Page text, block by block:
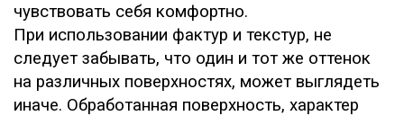
чувствовать себя комфортно.
При использовании фактур и текстур, не
следует забывать, что один и тот же оттенок
на различных поверхностях, может выглядеть
иначе. Обработанная поверхность, характер